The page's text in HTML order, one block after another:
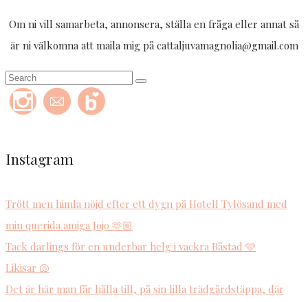
Om ni vill samarbeta, annonsera, ställa en fråga eller annat så
är ni välkomna att maila mig på cattaljuvamagnolia@gmail.com
Instagram
Trött men himla nöjd efter ett dygn på Hotell Tylösand med
min querida amiga Jojo 🫶🏼
Tack darlings för en underbar helg i vackra Båstad 🩵
Likisar 🐚
Det är här man får hålla till, på sin lilla trädgårdstäppa, där